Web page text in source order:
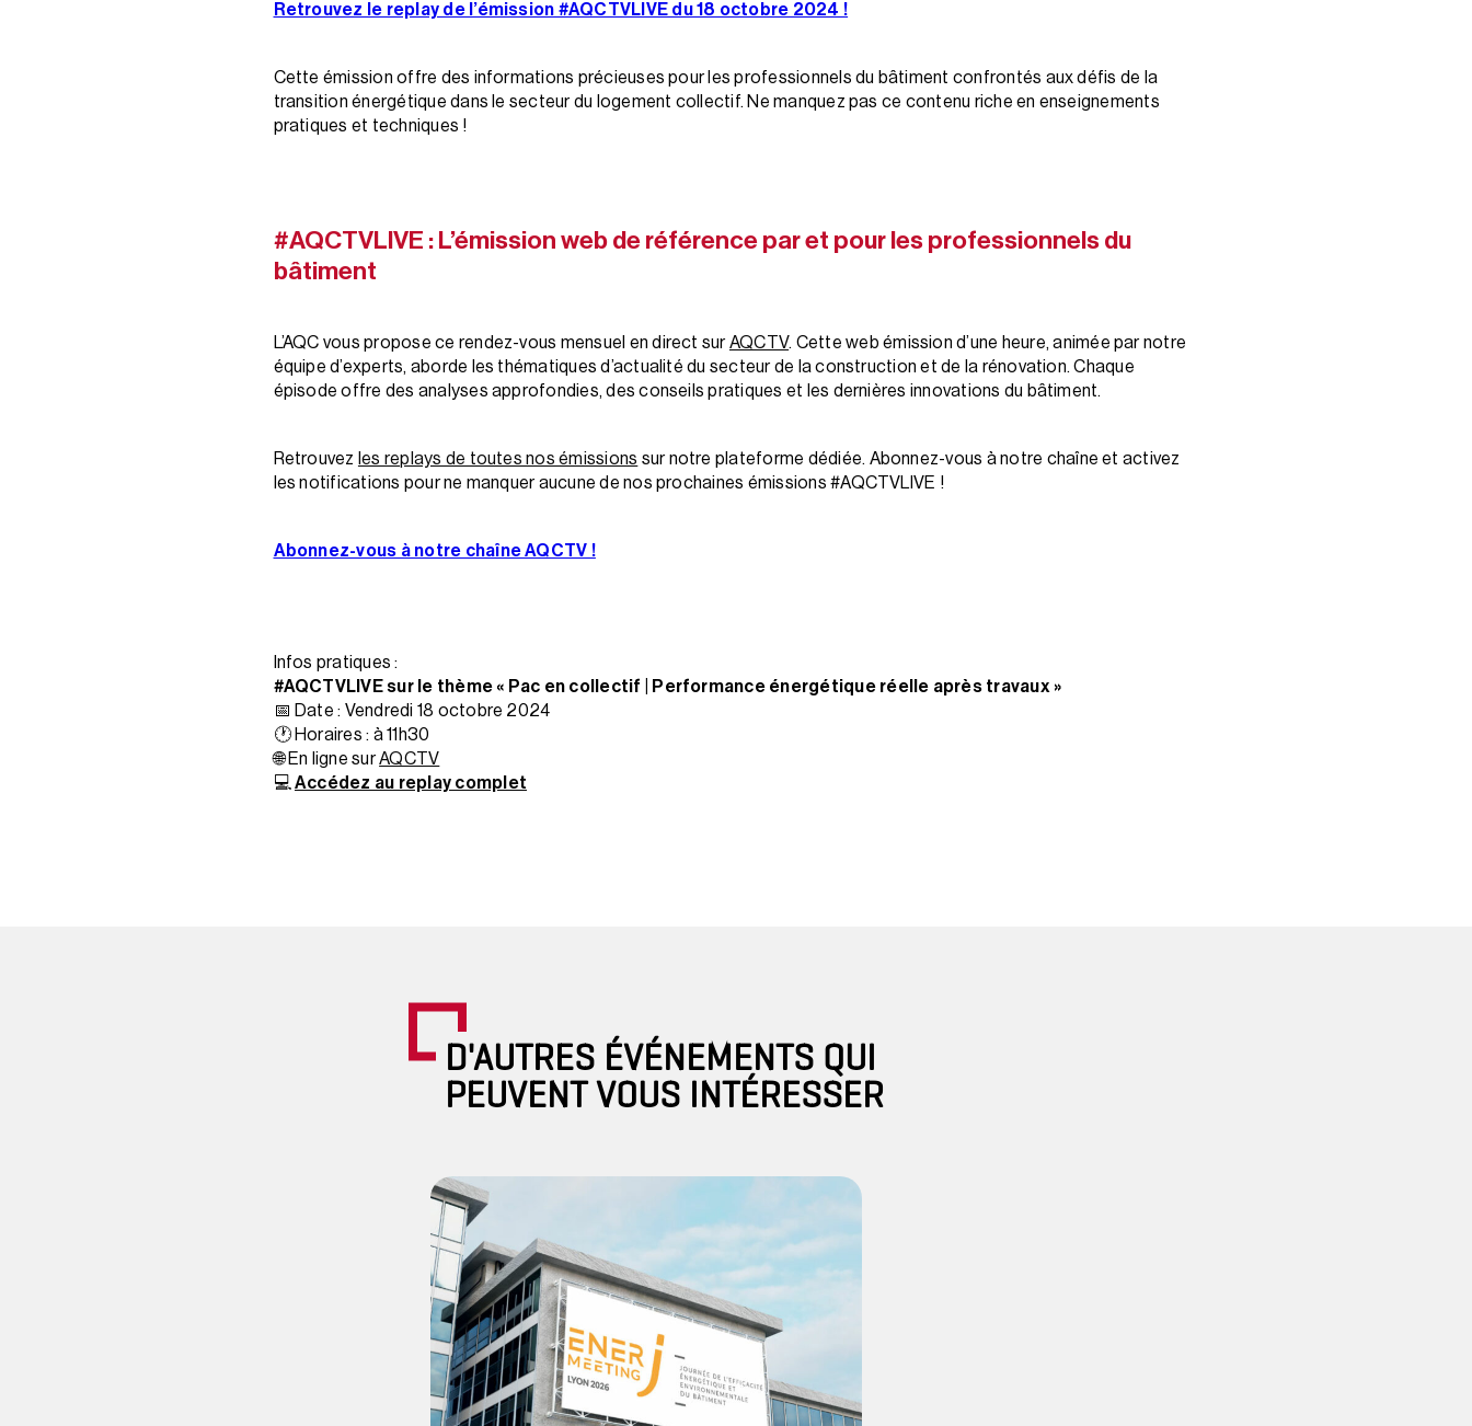
Retrouvez le replay de l’émission #AQCTVLIVE du 18 octobre 2024 !
Cette émission offre des informations précieuses pour les professionnels du bâtiment confrontés aux défis de la
transition énergétique dans le secteur du logement collectif. Ne manquez pas ce contenu riche en enseignements
pratiques et techniques !
#AQCTVLIVE : L’émission web de référence par et pour les professionnels du
bâtiment
L’AQC vous propose ce rendez-vous mensuel en direct surAQCTV. Cette web émission d’une heure, animée par notre
équipe d’experts, aborde les thématiques d’actualité du secteur de la construction et de la rénovation. Chaque
épisode offre des analyses approfondies, des conseils pratiques et les dernières innovations du bâtiment.
Retrouvez les replays de toutes nos émissions sur notre plateforme dédiée. Abonnez-vous à notre chaîne et activez
les notifications pour ne manquer aucune de nos prochaines émissions #AQCTVLIVE !
Abonnez-vous à notre chaîne AQCTV !
Infos pratiques :
#AQCTVLIVE sur le thème « Pac en collectif | Performance énergétique réelle après travaux »
📅 Date : Vendredi 18 octobre 2024
🕐 Horaires : à 11h30
🌐 En ligne surAQCTV
💻 Accédez au replay complet
D'AUTRES ÉVÉNEMENTS QUI
PEUVENT VOUS INTÉRESSER